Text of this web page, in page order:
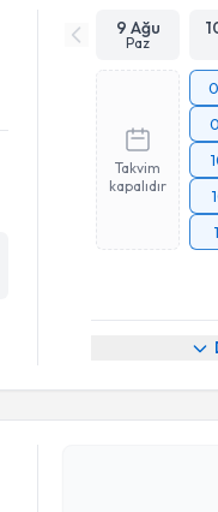
9 Ağu
Paz
Takvim
kapalıdır
Randevu Takvimi
Dr. Ersan Ateş